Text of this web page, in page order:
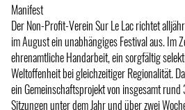
Manifest
Der Non-Profit-Verein Sur Le Lac richtet
im August ein unabhängiges Festival aus. Im
ehrenamtliche Handarbeit, ein sorgfältig
Weltoffenheit bei gleichzeitiger Regionalität.
ein Gemeinschaftsprojekt von insgesamt
Sitzungen unter dem Jahr und über zwei